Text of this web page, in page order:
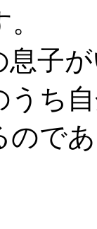
子
うち
ので